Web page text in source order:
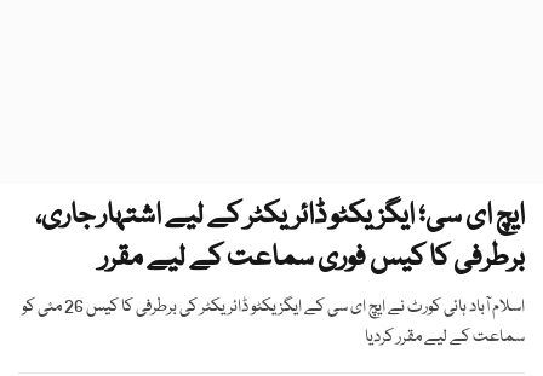
ایچ ای سی؛ ایگزیکٹو ڈائریکٹر کے لیے اشتہار جاری،
برطرفی کا کیس فوری سماعت کے لیے مقرر
اسلام آباد ہائی کورٹ نے ایچ ای سی کے ایگزیکٹو ڈائریکٹر کی برطرفی کا کیس 26 مئی کو
سماعت کے لیے مقرر کردیا